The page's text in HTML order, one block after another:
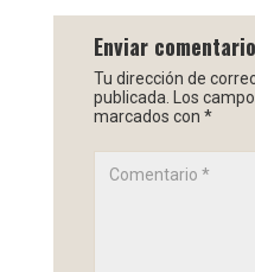
Enviar comentario
Tu dirección de
publicada.
Los
marcados con *